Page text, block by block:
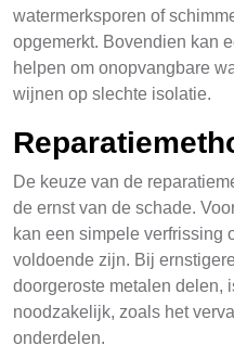
watermerksporen of
opgemerkt. Bovendien kan
helpen om onopvangbare
wijnen op slechte isolatie.
De keuze van de
de ernst van de schade.
kan een simpele verfrissing
voldoende zijn. Bij
doorgeroste metalen delen,
noodzakelijk, zoals het
onderdelen.